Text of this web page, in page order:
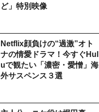
ど」特別映像
Netflix顔負けの“過激”オト
ナの情愛ドラマ！今すぐHul
uで観たい「濃密・愛憎」海
外サスペンス３選